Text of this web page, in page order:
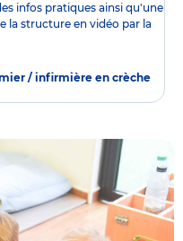
infos pratiques ainsi qu'une
la structure en vidéo par la
/ infirmière en crèche